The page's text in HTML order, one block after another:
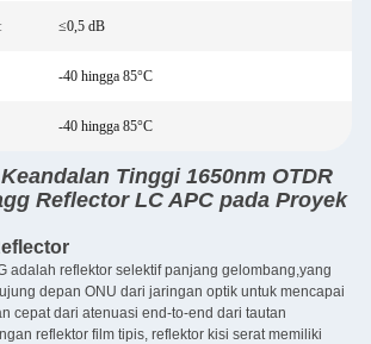
≤0,5 dB
-40 hingga 85°C
-40 hingga 85°C
Tinggi 1650nm OTDR
Reflector LC APC pada Proyek
adalah reflektor selektif panjang gelombang,yang
depan ONU dari jaringan optik untuk mencapai
cepat dari atenuasi end-to-end dari tautan
reflektor film tipis, reflektor kisi serat memiliki